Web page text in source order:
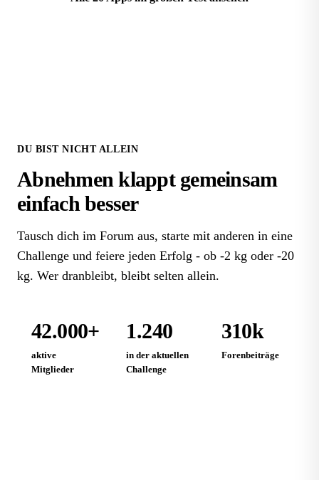
DU BIST NICHT ALLEIN
Abnehmen klappt gemeinsam
einfach besser
Tausch dich im Forum aus, starte mit anderen in eine
Challenge und feiere jeden Erfolg - ob -2 kg oder -20
kg. Wer dranbleibt, bleibt selten allein.
42.000+
aktive
Mitglieder
1.240
in der aktuellen
Challenge
310k
Forenbeiträge